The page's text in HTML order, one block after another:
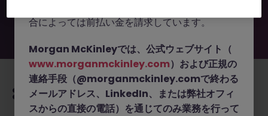
あなたにおすすめの求人
合によっては前払い金を請求しています。
Morgan McKinleyでは、公式ウェブサイト（
www.morganmckinley.com）および正規の
連絡手段（@morganmckinley.comで終わる
メールアドレス、LinkedIn、または弊社オフィ
スからの直接の電話）を通じてのみ業務を行って